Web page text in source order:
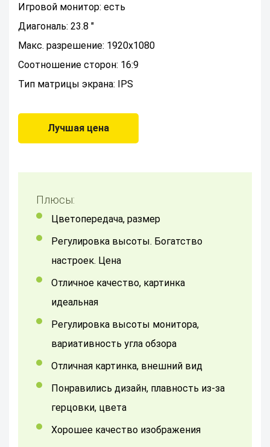
Игровой монитор: есть
Диагональ: 23.8 "
Макс. разрешение: 1920x1080
Соотношение сторон: 16:9
Тип матрицы экрана: IPS
Лучшая цена
Плюсы:
Цветопередача, размер
Регулировка высоты. Богатство
настроек. Цена
Отличное качество, картинка
идеальная
Регулировка высоты монитора,
вариативность угла обзора
отличная картинка, внешний вид
понравились дизайн, плавность из-за
герцовки, цвета
Хорошее качество изображения